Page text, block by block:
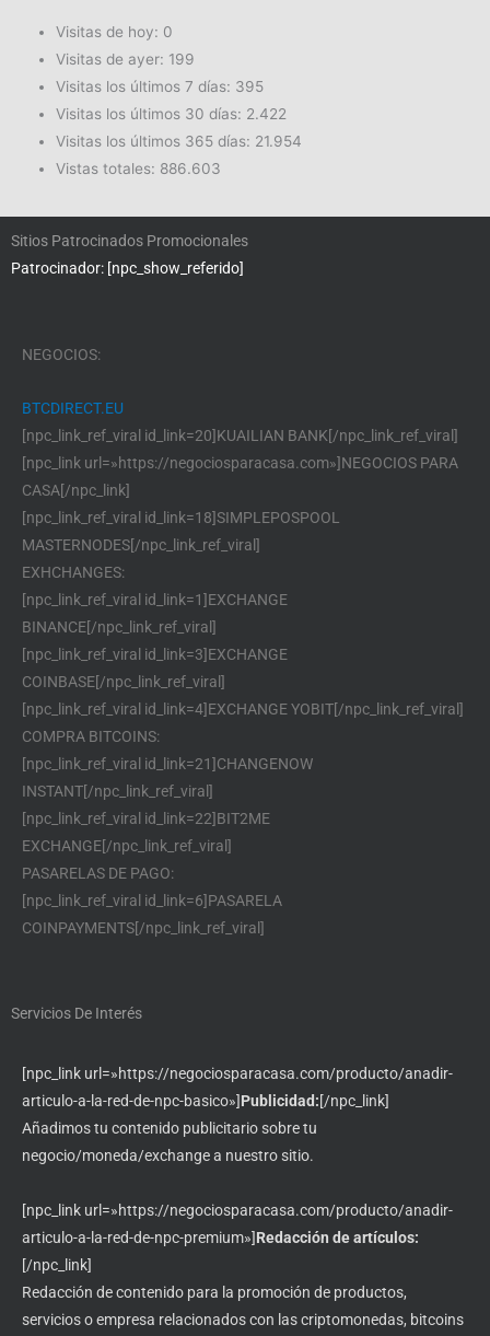
Visitas de hoy: 0
Visitas de ayer: 199
Visitas los últimos 7 días: 395
Visitas los últimos 30 días: 2.422
Visitas los últimos 365 días: 21.954
Vistas totales: 886.603
Sitios Patrocinados Promocionales
Patrocinador: [npc_show_referido]
NEGOCIOS:
BTCDIRECT.EU
[npc_link_ref_viral id_link=20]KUAILIAN BANK[/npc_link_ref_viral]
[npc_link url=»https://negociosparacasa.com»]NEGOCIOS PARA
CASA[/npc_link]
[npc_link_ref_viral id_link=18]SIMPLEPOSPOOL
MASTERNODES[/npc_link_ref_viral]
EXHCHANGES:
[npc_link_ref_viral id_link=1]EXCHANGE
BINANCE[/npc_link_ref_viral]
[npc_link_ref_viral id_link=3]EXCHANGE
COINBASE[/npc_link_ref_viral]
[npc_link_ref_viral id_link=4]EXCHANGE YOBIT[/npc_link_ref_viral]
COMPRA BITCOINS:
[npc_link_ref_viral id_link=21]CHANGENOW
INSTANT[/npc_link_ref_viral]
[npc_link_ref_viral id_link=22]BIT2ME
EXCHANGE[/npc_link_ref_viral]
PASARELAS DE PAGO:
[npc_link_ref_viral id_link=6]PASARELA
COINPAYMENTS[/npc_link_ref_viral]
Servicios De Interés
[npc_link url=»https://negociosparacasa.com/producto/anadir-
articulo-a-la-red-de-npc-basico»]Publicidad:[/npc_link]
Añadimos tu contenido publicitario sobre tu
negocio/moneda/exchange a nuestro sitio.
[npc_link url=»https://negociosparacasa.com/producto/anadir-
articulo-a-la-red-de-npc-premium»]Redacción de artículos:
[/npc_link]
Redacción de contenido para la promoción de productos,
servicios o empresa relacionados con las criptomonedas, bitcoins